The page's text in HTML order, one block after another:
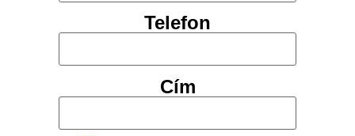
Telefon
Cím